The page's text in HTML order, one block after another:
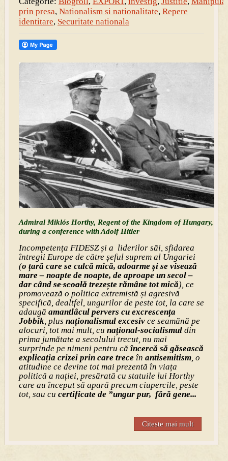
prin presa, Nationalism si nationalitate, Repere
identitare, Securitate nationala
Admiral Miklós Horthy, Regent of the Kingdom of Hungary,
during a conference with Adolf Hitler
Incompetența FIDESZ și a liderilor săi, sfidarea
întregii Europe de către șeful suprem al Ungariei
(o țară care se culcă mică, adoarme și se visează
mare – noapte de noapte, de aproape un secol –
dar când se scoalătrezește rămâne tot mică), ce
promovează o politica extremistă și agresivă
specifică, dealtfel, ungurilor de peste tot, la care se
adaugă amantlâcul pervers cu excrescența
Jobbik, plus naționalismul excesivce seamănă pe
alocuri, tot mai mult, cu național-socialismuldin
prima jumătate a secolului trecut, nu mai
surprinde pe nimeni pentru că încercă să găsească
explicația crizei prin care trece în antisemitism, o
atitudine ce devine tot mai prezentă în viața
politică a nației, presărată cu statuile lui Horthy
care au început să apară precum ciupercile, peste
tot, sau cu certificate de ”ungur pur, fără gene...
Citeste mai mult